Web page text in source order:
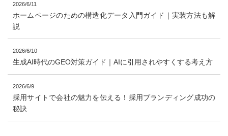
2026/6/11
ホームページのための構造化データ入門ガイド｜実装方法も解
説
2026/6/10
生成AI時代のGEO対策ガイド｜AIに引用されやすくする考え方
2026/6/9
採用サイトで会社の魅力を伝える！採用ブランディング成功の
秘訣